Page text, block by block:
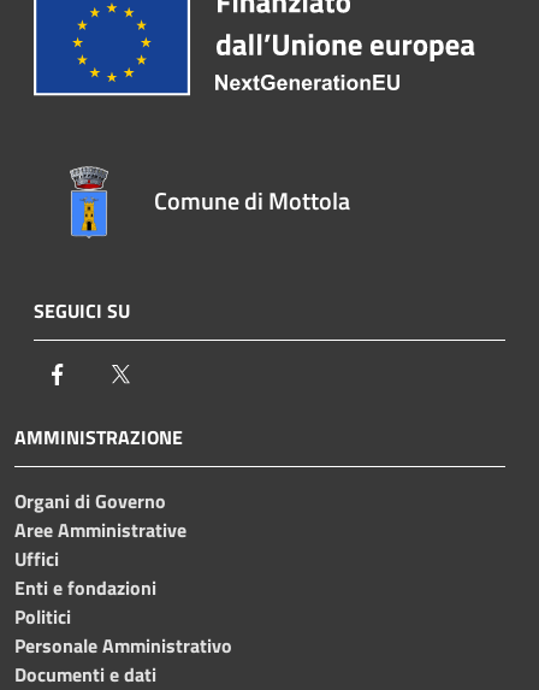
Comune di Mottola
SEGUICI SU
Facebook
AMMINISTRAZIONE
Organi di Governo
Aree Amministrative
Uffici
Enti e fondazioni
Politici
Personale Amministrativo
Documenti e dati